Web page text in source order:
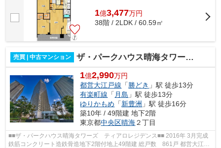
1億3,477万円
38階 / 2LDK / 60.59㎡
売買 | 中古マンション ザ・パークハウス晴海タワーズ ティアロレジデンス
1億2,990万円
都営大江戸線 「 勝どき 」駅 徒歩13分
有楽町線 「 月島 」駅 徒歩13分
ゆりかもめ 「新豊洲 」駅 徒歩16分
築10年 / 49階建 地下2階
東京都中央区晴海２丁目
■■ザ・パークハウス晴海タワーズ ティアロレジデンス■■ 2016年 3月完成
鉄筋コンクリート造鉄骨造地下2階付地上49階建 総戸数 861戸 都営大江戸